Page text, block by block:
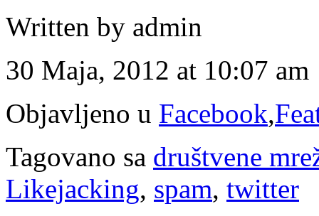
Written by admin
30 Maja, 2012 at 10:07 am
Objavljeno u Facebook,
Tagovano sa društvene
Likejacking, spam, twitter